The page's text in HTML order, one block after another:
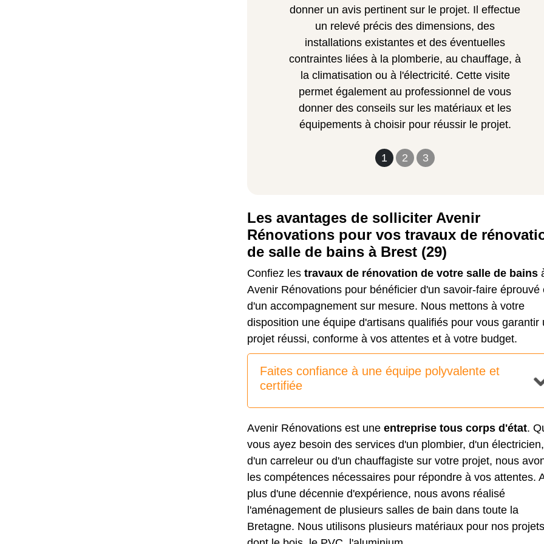
1 2 3
donner un avis pertinent sur le projet. Il effectue
un relevé précis des dimensions, des
installations existantes et des éventuelles
contraintes liées à la plomberie, au chauffage, à
la climatisation ou à l'électricité. Cette visite
permet également au professionnel de vous
donner des conseils sur les matériaux et les
équipements à choisir pour réussir le projet.
Les avantages de solliciter Avenir
Rénovations pour vos travaux de
de salle de bains à Brest (29)
Confiez les travaux de rénovation de votre salle de bains
Avenir Rénovations pour bénéficier d'un savoir-faire éprouvé
d'un accompagnement sur mesure. Nous mettons à votre
disposition une équipe d'artisans qualifiés pour vous garantir
projet réussi, conforme à vos attentes et à votre budget.
Faites confiance à une équipe polyvalente et
certifiée
Avenir Rénovations est une entreprise tous corps d'état.
vous ayez besoin des services d'un plombier, d'un électricien,
d'un carreleur ou d'un chauffagiste sur votre projet, nous
les compétences nécessaires pour répondre à vos attentes.
plus d'une décennie d'expérience, nous avons réalisé
l'aménagement de plusieurs salles de bain dans toute la
Bretagne. Nous utilisons plusieurs matériaux pour nos